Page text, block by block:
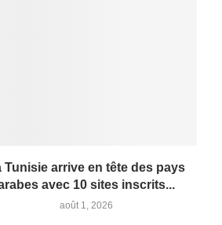
Tunisie arrive en tête des pays
avec 10 sites inscrits...
août 1, 2026